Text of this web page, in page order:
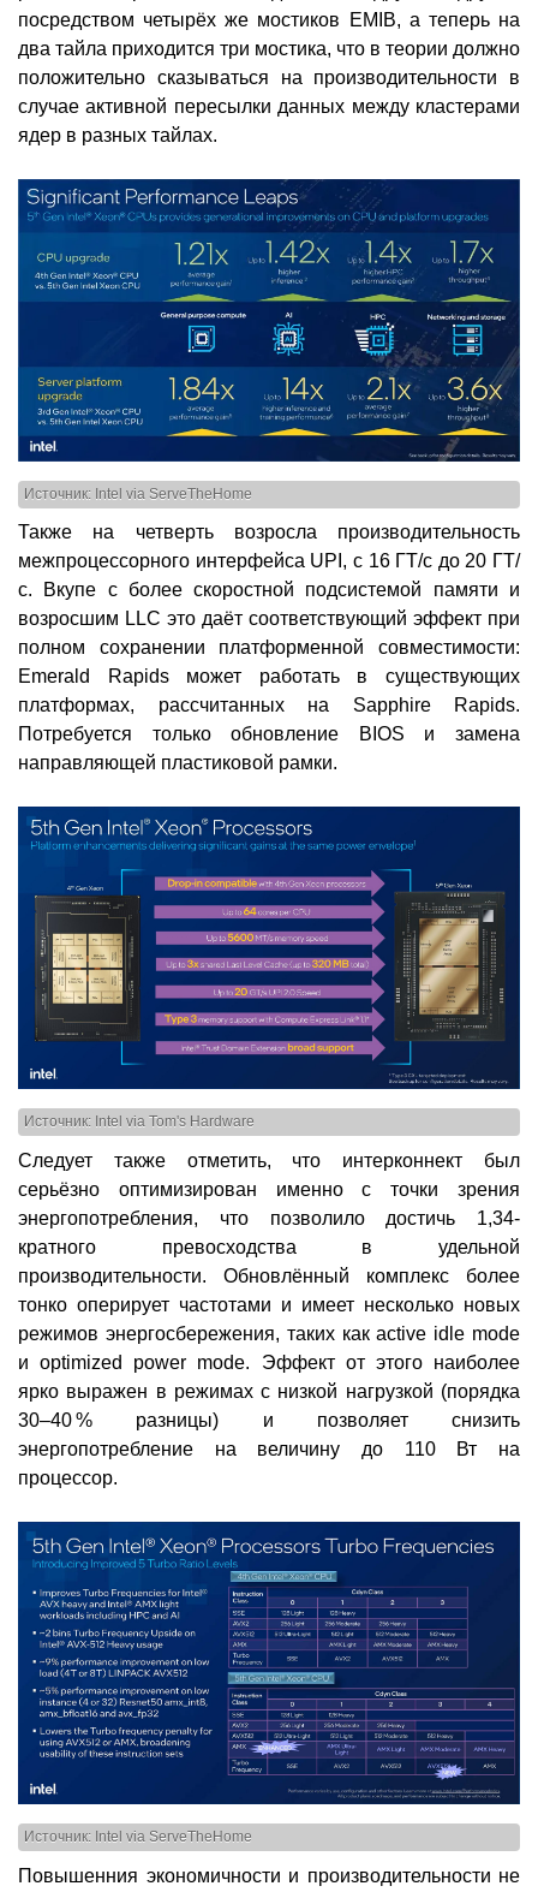
посредством четырёх же мостиков EMIB, а теперь на
два тайла приходится три мостика, что в теории должно
положительно сказываться на производительности в
случае активной пересылки данных между кластерами
ядер в разных тайлах.
Источник: Intel via ServeTheHome
Также на четверть возросла производительность
межпроцессорного интерфейса UPI, с 16 ГТ/с до 20 ГТ/
с. Вкупе с более скоростной подсистемой памяти и
возросшим LLC это даёт соответствующий эффект при
полном сохранении платформенной совместимости:
Emerald Rapids может работать в существующих
платформах, рассчитанных на Sapphire Rapids.
Потребуется только обновление BIOS и замена
направляющей пластиковой рамки.
Источник: Intel via Tom's Hardware
Следует также отметить, что интерконнект был
серьёзно оптимизирован именно с точки зрения
энергопотребления, что позволило достичь 1,34-
кратного превосходства в удельной
производительности. Обновлённый комплекс более
тонко оперирует частотами и имеет несколько новых
режимов энергосбережения, таких как active idle mode
и optimized power mode. Эффект от этого наиболее
ярко выражен в режимах с низкой нагрузкой (порядка
30–40 % разницы) и позволяет снизить
энергопотребление на величину до 110 Вт на
процессор.
Источник: Intel via ServeTheHome
Повышенния экономичности и производительности не